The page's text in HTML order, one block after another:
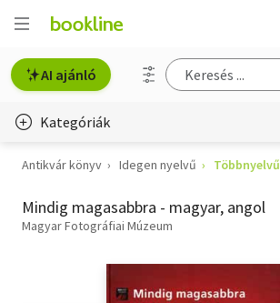
AI ajánló
Kategóriák
Életmód, egészség
Erotika
Antikvár könyv Idegen nyelvű Többnyelvű
Mindig magasabbra - magyar, angol
Magyar Fotográfiai Múzeum